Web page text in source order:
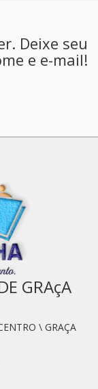
Deixe seu
e e-mail!
GRAçA
\ GRAÇA